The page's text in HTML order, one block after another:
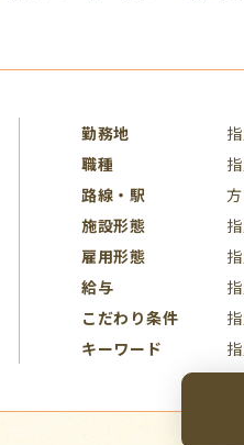
勤務地
職種
路線・駅
施設形態
雇用形態
給与
こだわり条件
キーワード